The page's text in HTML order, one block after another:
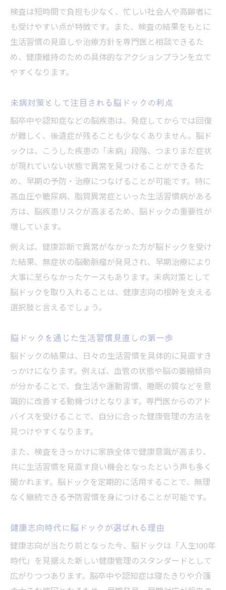
遺伝リスクを考慮した脳ドック受診のすす
め
脳ドック結果を家族の予防習慣に活かす方
法
グ
脳ドックが家族の介護負担を減らす理由
将来の安心へつながる脳ドックの予防力
脳ドックが実現する未来の安心と健康
予防医学としての脳ドックの価値に注目
脳ドック受診が生む生活習慣改善の連鎖
脳ドックの継続受診がもたらす安心感
将来を見据えた脳ドックの予防メリット
検査は短時間で負担も少なく、忙しい社会人や高齢者に
も受けやすい点が特徴です。また、検査の結果をもとに
生活習慣の見直しや治療方針を専門医と相談できるた
め、健康維持のための具体的なアクションプランを立て
やすくなります。
未病対策として注目される脳ドックの利点
脳卒中や認知症などの脳疾患は、発症してからでは回復
が難しく、後遺症が残ることも少なくありません。脳ド
ックは、こうした疾患の「未病」段階、つまりまだ症状
が現れていない状態で異常を見つけることができるた
め、早期の予防・治療につなげることが可能です。特に
高血圧や糖尿病、脂質異常症といった生活習慣病がある
方は、脳疾患リスクが高まるため、脳ドックの重要性が
増しています。
例えば、健康診断で異常がなかった方が脳ドックを受け
た結果、無症状の脳動脈瘤が発見され、早期治療により
大事に至らなかったケースもあります。未病対策として
脳ドックを取り入れることは、健康志向の根幹を支える
選択肢と言えるでしょう。
脳ドックを通じた生活習慣見直しの第一歩
脳ドックの結果は、日々の生活習慣を具体的に見直すき
っかけになります。例えば、血管の状態や脳の萎縮傾向
が分かることで、食生活や運動習慣、睡眠の質などを意
識的に改善する動機づけとなります。専門医からのアド
バイスを受けることで、自分に合った健康管理の方法を
見つけやすくなります。
また、検査をきっかけに家族全体で健康意識が高まり、
共に生活習慣を見直す良い機会となったという声も多く
聞かれます。脳ドックを定期的に活用することで、無理
なく継続できる予防習慣を身につけることが可能です。
健康志向時代に脳ドックが選ばれる理由
健康志向が当たり前となった今、脳ドックは「人生100年
時代」を見据えた新しい健康管理のスタンダードとして
広がりつつあります。脳卒中や認知症は寝たきりや介護